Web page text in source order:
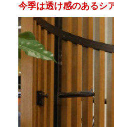
今季は透け感のあるシ